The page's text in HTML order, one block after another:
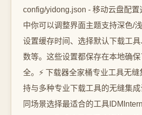
config/yidong.json - 移动云盘配
中你可以调整界面主题支持深色/浅
设置缓存时间、选择默认下载工
数等。这些设置都保存在本地确
全。⚡ 下载器全家桶专业工具无
持与多种专业下载工具的无缝集
同场景选择最适合的工具